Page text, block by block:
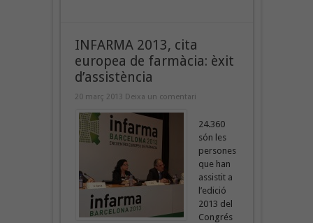
INFARMA 2013, cita
europea de farmàcia: èxit
d’assistència
20 març 2013 Deixa un comentari
24.360
són les
persones
que han
assistit a
l’edició
2013 del
Congrés